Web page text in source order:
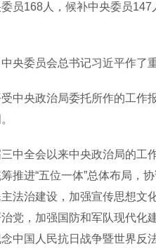
168人，候补中央委员147
委员会总书记习近平作了
央政治局委托所作的工作
全会以来中央政治局的工
推进“五位一体”总体布局，
法治建设，加强宣传思想
党，加强国防和军队现代化
中国人民抗日战争暨世界